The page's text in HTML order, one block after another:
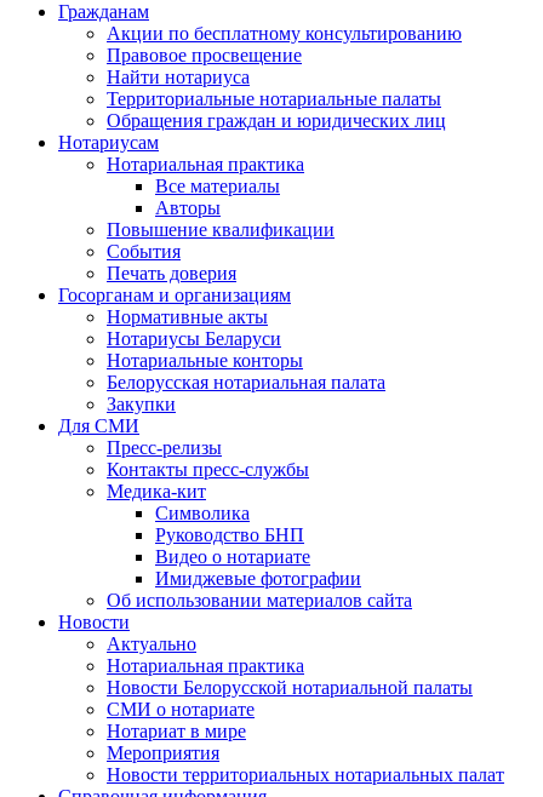
Гражданам
Акции по бесплатному консультированию
Правовое просвещение
Найти нотариуса
Территориальные нотариальные палаты
Обращения граждан и юридических лиц
Нотариусам
Нотариальная практика
Все материалы
Авторы
Повышение квалификации
События
Печать доверия
Госорганам и организациям
Нормативные акты
Нотариусы Беларуси
Нотариальные конторы
Белорусская нотариальная палата
Закупки
Для СМИ
Пресс-релизы
Контакты пресс-службы
Медика-кит
Символика
Руководство БНП
Видео о нотариате
Имиджевые фотографии
Об использовании материалов сайта
Новости
Актуально
Нотариальная практика
Новости Белорусской нотариальной палаты
СМИ о нотариате
Нотариат в мире
Мероприятия
Новости территориальных нотариальных палат